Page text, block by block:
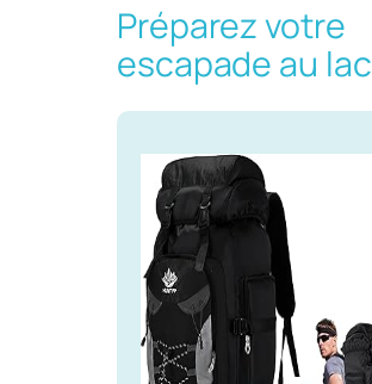
Préparez votre
escapade au lac